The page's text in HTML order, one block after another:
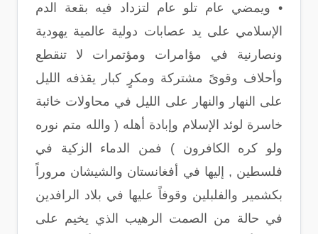
• ويمضي عام تلو عام لتزداد فيه بقعة الدم
الإسلامي على يد عصابات دولية عالمية يهودية
ونصارنية في مؤامرات ومؤتمرات لا تنقطع
وأحلاف وقوىً مشتركة ومكرٍ كبار يقذفه الليل
على النهار والنهار على الليل في محاولات خائبة
خاسرة لوئد الإسلام وإبادة أهله ( والله متم نوره
ولو كره الكافرون ) فمن الدماء الزكية في
فلسطين , إليها في أفغانستان والشيشان مروراً
بكشمير والفلبلين وقوفاً عليها في بلاد الرافدين
في حالة من الصمت الرهيب الذي يخيم على